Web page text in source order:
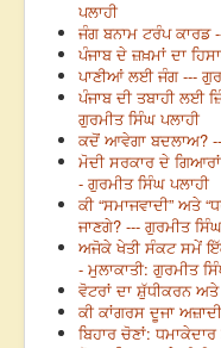
ਪਲਾਹੀ
ਜੰਗ ਬਨਾਮ ਟਰੰਪ ਕਾਰਡ
ਪੰਜਾਬ ਦੇ ਜ਼ਖ਼ਮਾਂ ਦਾ
ਪਾਣੀਆਂ ਲਈ ਜੰਗ ---
ਪੰਜਾਬ ਦੀ ਤਬਾਹੀ ਲਈ
ਗੁਰਮੀਤ ਸਿੰਘ ਪਲਾਹੀ
ਕਦੋਂ ਆਵੇਗਾ ਬਦਲਾਅ?
ਮੋਦੀ ਸਰਕਾਰ ਦੇ
- ਗੁਰਮੀਤ ਸਿੰਘ ਪਲਾਹੀ
ਕੀ “ਸਮਾਜਵਾਦੀ” ਅਤੇ
ਜਾਣਗੇ? --- ਗੁਰਮੀਤ
ਅਜੋਕੇ ਖੇਤੀ ਸੰਕਟ ਸਮੇਂ
- ਮੁਲਾਕਾਤੀ: ਗੁਰਮੀਤ
ਵੋਟਰਾਂ ਦਾ ਸ਼ੁੱਧੀਕਰਨ ਅਤੇ
ਕੀ ਕਾਂਗਰਸ ਦੂਜਾ
ਬਿਹਾਰ ਚੋਣਾਂ: